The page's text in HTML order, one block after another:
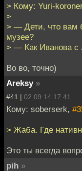
> Кому: Yuri-
>
> — Дети, что вам
музее?
> — Как Иванова с
Во во, точно)
Areksy »
#41 | 02.09.14 17:41
Кому: soberserk,
> Жаба. Где
Это ты всегда
pih »